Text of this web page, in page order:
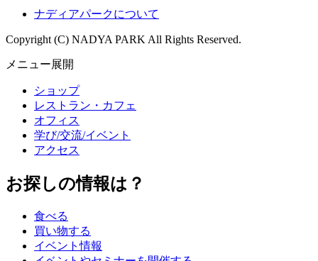
ナディアパークについて
Copyright (C) NADYA PARK All Rights Reserved.
メニュー展開
ショップ
レストラン・カフェ
オフィス
学び/交流/イベント
アクセス
お探しの情報は？
食べる
買い物する
イベント情報